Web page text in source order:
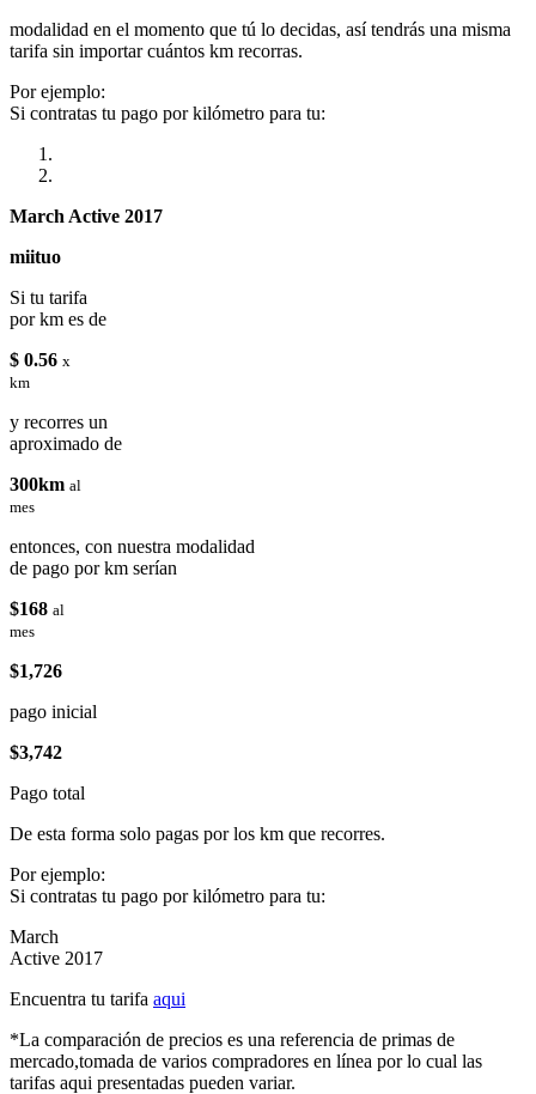
modalidad en el momento que tú lo decidas, así tendrás una misma
tarifa sin importar cuántos km recorras.
Por ejemplo:
Si contratas tu pago por kilómetro para tu:
March Active 2017
miituo
Si tu tarifa
por km es de
$ 0.56 x
km
y recorres un
aproximado de
300km al
mes
entonces, con nuestra modalidad
de pago por km serían
$168 al
mes
$1,726
pago inicial
$3,742
Pago total
De esta forma solo pagas por los km que recorres.
Por ejemplo:
Si contratas tu pago por kilómetro para tu:
March
Active 2017
Encuentra tu tarifa aqui
*La comparación de precios es una referencia de primas de
mercado,tomada de varios compradores en línea por lo cual las
tarifas aqui presentadas pueden variar.